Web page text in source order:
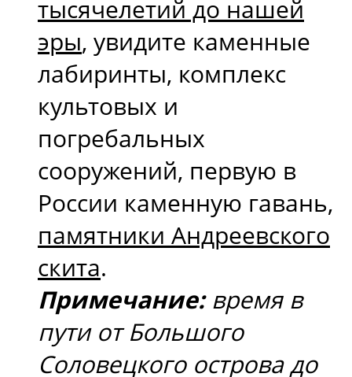
тысячелетий до нашей
эры, увидите каменные
лабиринты, комплекс
культовых и
погребальных
сооружений, первую в
России каменную гавань,
памятники Андреевского
скита.
Примечание:время в
пути от Большого
Соловецкого острова до